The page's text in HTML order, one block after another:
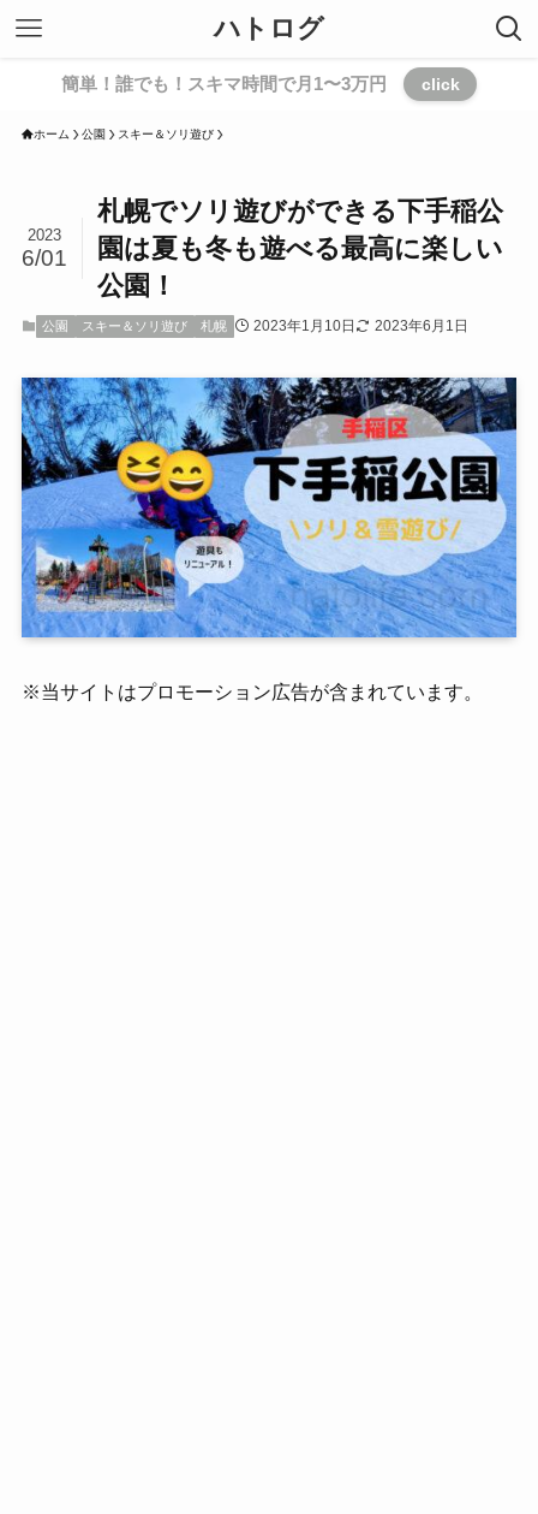
ハトログ
簡単！誰でも！スキマ時間で月1〜3万円 click
ホーム 公園 スキー＆ソリ遊び
札幌でソリ遊びができる下手稲公
園は夏も冬も遊べる最高に楽しい
公園！
2023
6/01
公園 スキー＆ソリ遊び 札幌 2023年1月10日 2023年6月1日
※当サイトはプロモーション広告が含まれています。